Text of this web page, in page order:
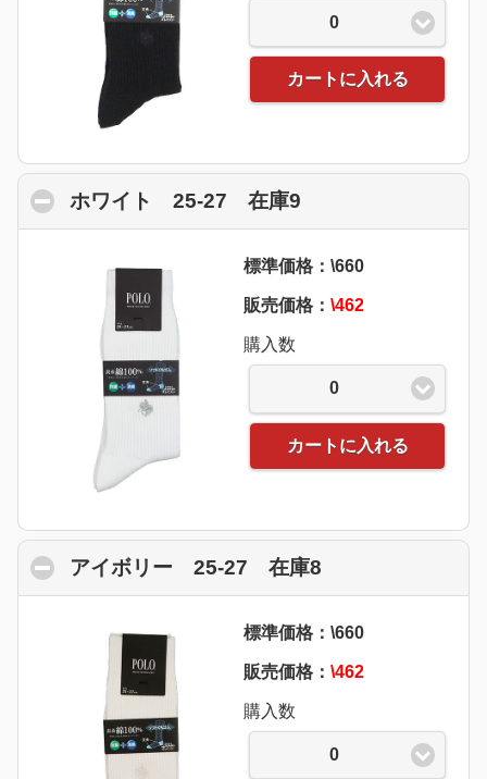
0
カートに入れる
ホワイト 25-27 在庫9
標準価格：\660
販売価格： \462
購入数
0
カートに入れる
アイボリー 25-27 在庫8
標準価格：\660
販売価格： \462
購入数
0